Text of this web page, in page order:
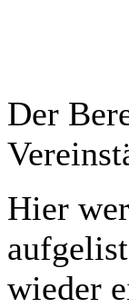
Der
Hier
wieder